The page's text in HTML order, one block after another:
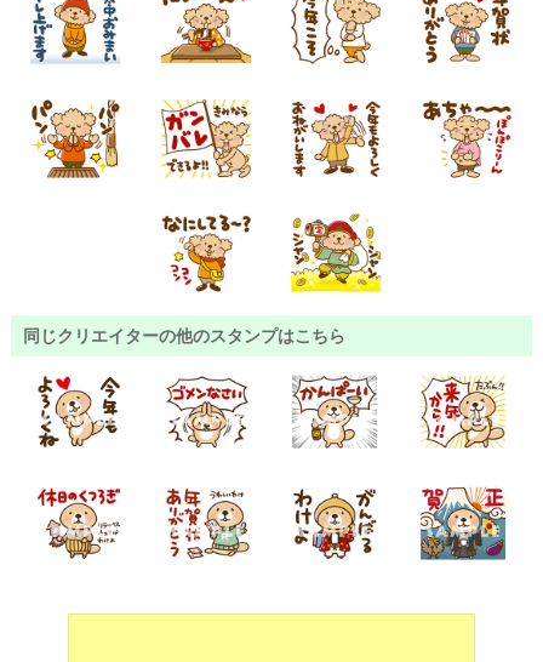
同じクリエイターの他のスタンプはこちら